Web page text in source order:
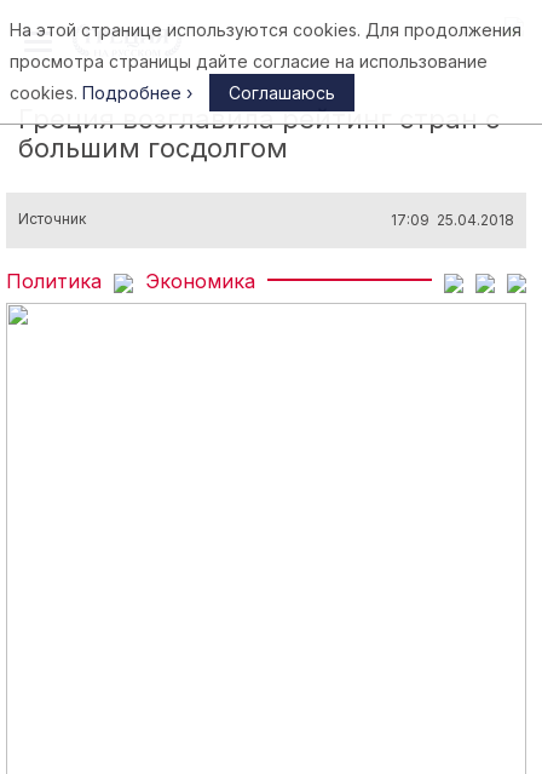
Афины
Греция возглавила рейтинг стран с
большим госдолгом
Источник 17:09 25.04.2018
Политика Экономика
На этой странице используются cookies. Для продолжения
просмотра страницы дайте согласие на использование
cookies. Подробнее › Соглашаюсь